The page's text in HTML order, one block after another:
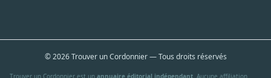
© 2026 Trouver un Cordonnier — Tous droits réservés
Trouver un Cordonnier est un annuaire éditorial indépendant . Aucune affiliation